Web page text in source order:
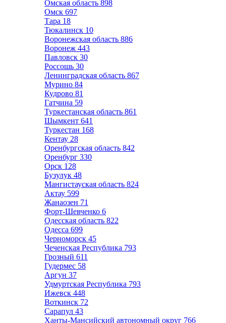
Омская область 898
Омск 697
Тара 18
Тюкалинск 10
Воронежская область 886
Воронеж 443
Павловск 30
Россошь 30
Ленинградская область 867
Мурино 84
Кудрово 81
Гатчина 59
Туркестанская область 861
Шымкент 641
Туркестан 168
Кентау 28
Оренбургская область 842
Оренбург 330
Орск 128
Бузулук 48
Мангистауская область 824
Актау 599
Жанаозен 71
Форт-Шевченко 6
Одесская область 822
Одесса 699
Черноморск 45
Чеченская Республика 793
Грозный 611
Гудермес 58
Аргун 37
Удмуртская Республика 793
Ижевск 448
Воткинск 72
Сарапул 43
Ханты-Мансийский автономный округ 766